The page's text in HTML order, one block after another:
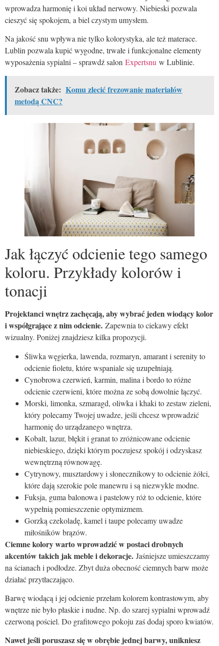
wprowadza harmonię i koi układ nerwowy. Niebieski pozwala
cieszyć się spokojem, a biel czystym umysłem.
Na jakość snu wpływa nie tylko kolorystyka, ale też materace.
Lublin pozwala kupić wygodne, trwałe i funkcjonalne elementy
wyposażenia sypialni – sprawdź salon Expertsnu w Lublinie.
Zobacz także: Komu zlecić frezowanie materiałów
metodą CNC?
Jak łączyć odcienie tego samego
koloru. Przykłady kolorów i
tonacji
Projektanci wnętrz zachęcają, aby wybrać jeden wiodący kolor
i współgrające z nim odcienie. Zapewnia to ciekawy efekt
wizualny. Poniżej znajdziesz kilka propozycji.
Śliwka węgierka, lawenda, rozmaryn, amarant i serenity to
odcienie fioletu, które wspaniale się uzupełniają.
Cynobrowa czerwień, karmin, malina i bordo to różne
odcienie czerwieni, które można ze sobą dowolnie łączyć.
Morski, limonka, szmaragd, oliwka i khaki to zestaw zieleni,
który polecamy Twojej uwadze, jeśli chcesz wprowadzić
harmonię do urządzanego wnętrza.
Kobalt, lazur, błękit i granat to zróżnicowane odcienie
niebieskiego, dzięki którym poczujesz spokój i odzyskasz
wewnętrzną równowagę.
Cytrynowy, musztardowy i słonecznikowy to odcienie żółci,
które dają szerokie pole manewru i są niezwykle modne.
Fuksja, guma balonowa i pastelowy róż to odcienie, które
wypełnią pomieszczenie optymizmem.
Gorzką czekoladę, kamel i taupe polecamy uwadze
miłośników brązów.
Ciemne kolory warto wprowadzić w postaci drobnych
akcentów takich jak meble i dekoracje. Jaśniejsze umieszczamy
na ścianach i podłodze. Zbyt duża obecność ciemnych barw może
działać przytłaczająco.
Barwę wiodącą i jej odcienie przełam kolorem kontrastowym, aby
wnętrze nie było płaskie i nudne. Np. do szarej sypialni wprowadź
czerwoną pościel. Do grafitowego pokoju zaś dodaj sporo kwiatów.
Nawet jeśli poruszasz się w obrębie jednej barwy, unikniesz